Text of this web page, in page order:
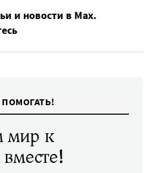
и новости в Max.
мир к